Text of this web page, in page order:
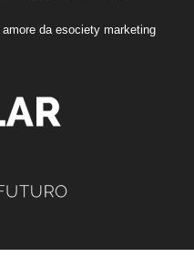
da esociety marketing